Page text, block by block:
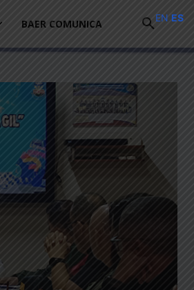
BAER COMUNICA EN ES